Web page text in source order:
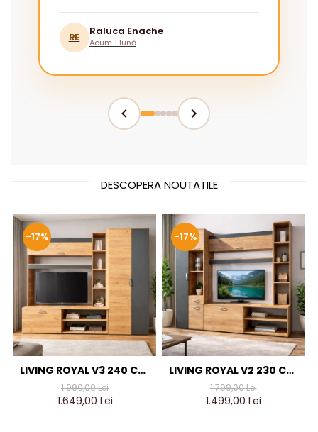
RE
Raluca Enache
Acum 1 lună
DESCOPERA NOUTATILE
-17%
LIVING ROYAL V3 240 CM,
STEJAR AURIU & GRI
ANTRACIT – MOBILIER
1.990,00 Lei
1.649,00 Lei
-17%
LIVING ROYAL V2 230 CM,
STEJAR AURIU & GRI
ANTRACIT – MOBILIER
1.799,00 Lei
1.499,00 Lei